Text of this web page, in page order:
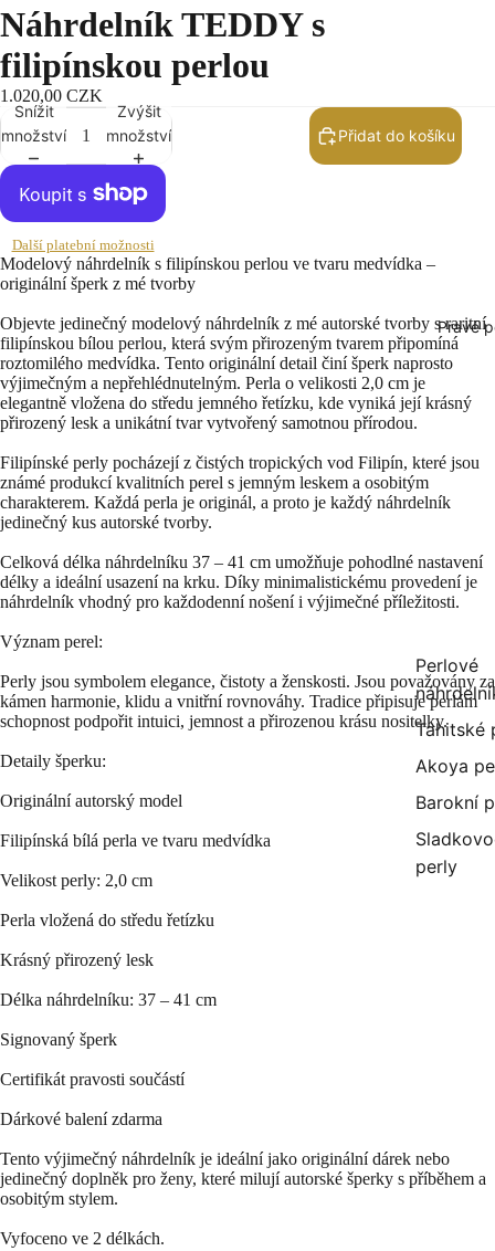
Pravé
Perlové
Tahitské
Akoya
Barokní
perly
Náhrdelník TEDDY s
filipínskou perlou
1.020,00 CZK
Snížit
množství
Zvýšit
množství
Přidat do košíku
Další platební možnosti
Modelový náhrdelník s filipínskou perlou ve tvaru medvídka –
originální šperk z mé tvorby
Objevte jedinečný modelový náhrdelník z mé autorské tvorby s raritní
filipínskou bílou perlou, která svým přirozeným tvarem připomíná
roztomilého medvídka. Tento originální detail činí šperk naprosto
výjimečným a nepřehlédnutelným. Perla o velikosti 2,0 cm je
elegantně vložena do středu jemného řetízku, kde vyniká její krásný
přirozený lesk a unikátní tvar vytvořený samotnou přírodou.
Filipínské perly pocházejí z čistých tropických vod Filipín, které jsou
známé produkcí kvalitních perel s jemným leskem a osobitým
charakterem. Každá perla je originál, a proto je každý náhrdelník
jedinečný kus autorské tvorby.
Celková délka náhrdelníku 37 – 41 cm umožňuje pohodlné nastavení
délky a ideální usazení na krku. Díky minimalistickému provedení je
náhrdelník vhodný pro každodenní nošení i výjimečné příležitosti.
Význam perel:
Perly jsou symbolem elegance, čistoty a ženskosti. Jsou považovány za
kámen harmonie, klidu a vnitřní rovnováhy. Tradice připisuje perlám
schopnost podpořit intuici, jemnost a přirozenou krásu nositelky.
Detaily šperku:
Originální autorský model
Filipínská bílá perla ve tvaru medvídka
Velikost perly: 2,0 cm
Perla vložená do středu řetízku
Krásný přirozený lesk
Délka náhrdelníku: 37 – 41 cm
Signovaný šperk
Certifikát pravosti součástí
Dárkové balení zdarma
Tento výjimečný náhrdelník je ideální jako originální dárek nebo
jedinečný doplněk pro ženy, které milují autorské šperky s příběhem a
osobitým stylem.
Vyfoceno ve 2 délkách.